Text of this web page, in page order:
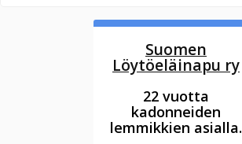
Suomen
Löytöeläinapu ry
22 vuotta
kadonneiden
lemmikkien asialla.